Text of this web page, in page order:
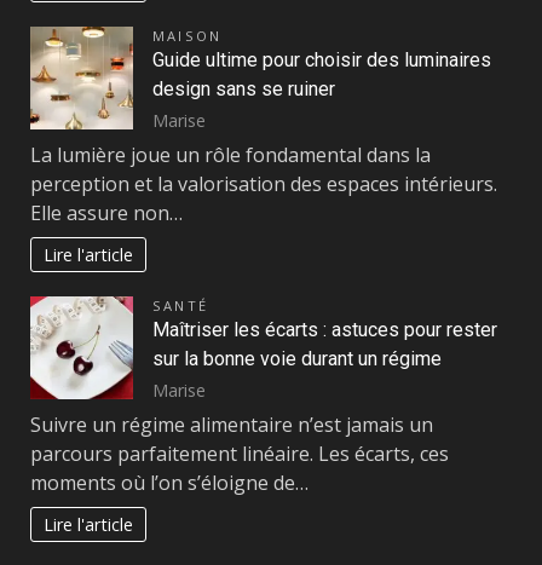
MAISON
Guide ultime pour choisir des luminaires
design sans se ruiner
Marise
La lumière joue un rôle fondamental dans la
perception et la valorisation des espaces intérieurs.
Elle assure non…
Lire l'article
SANTÉ
Maîtriser les écarts : astuces pour rester
sur la bonne voie durant un régime
Marise
Suivre un régime alimentaire n’est jamais un
parcours parfaitement linéaire. Les écarts, ces
moments où l’on s’éloigne de…
Lire l'article